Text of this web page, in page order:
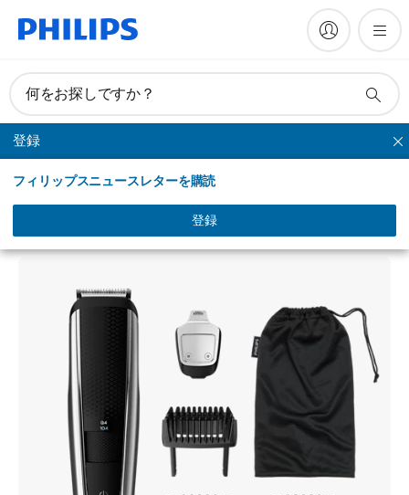
何をお探しですか？
登録
フィリップスニュースレターを購読
登録
ヒゲトリマー
ヒゲトリマー 5000シリーズ